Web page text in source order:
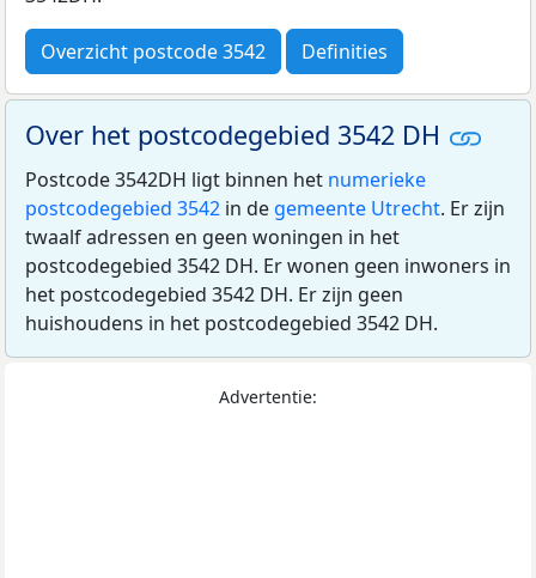
Overzicht postcode 3542 Definities
Over het postcodegebied 3542 DH
Postcode 3542DH ligt binnen het numerieke
postcodegebied 3542 in de gemeente Utrecht. Er zijn
twaalf adressen en geen woningen in het
postcodegebied 3542 DH. Er wonen geen inwoners in
het postcodegebied 3542 DH. Er zijn geen
huishoudens in het postcodegebied 3542 DH.
Advertentie: